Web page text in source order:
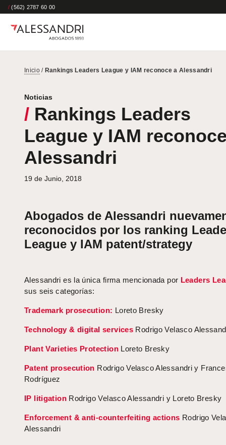
/ (562) 2787 60 00
Inicio/ Rankings Leaders League y IAM reconoce a Alessandri
Noticias
/ Rankings Leaders
League y IAM
Alessandri
19 de Junio, 2018
Abogados de Alessandri
reconocidos por los ranking
League y IAM patent/strategy
Alessandri es la única firma mencionada por Leaders
sus seis categorías:
Trademark prosecution: Loreto Bresky
Technology & digital services Rodrigo Velasco
Plant Varieties Protection Loreto Bresky
Patent prosecution Rodrigo Velasco Alessandri y
Rodríguez
IP litigation Rodrigo Velasco Alessandri y Loreto Bresky
Enforcement & anti-counterfeiting actions Rodrigo
Alessandri